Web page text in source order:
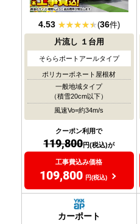
4.53 (36件)
片流し １台用
そららポートアールタイプ
ポリカーボネート屋根材
一般地域タイプ
（積雪20cm以下）
風速Vo=約34m/s
クーポン利用で
119,800円(税込)が
工事費込み価格
109,800 円(税込)
カーポート